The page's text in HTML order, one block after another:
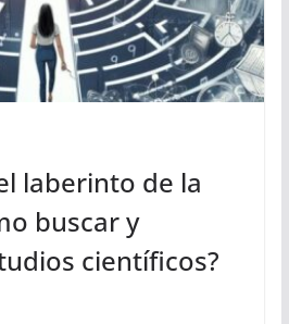
laberinto de la
buscar y
científicos?